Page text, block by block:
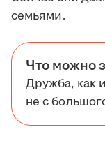
семьями.
Что можно
Дружба, как
не с